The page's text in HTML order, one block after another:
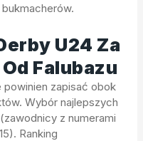
U24 Za
Falubazu
powinien zapisać obok
Wybór najlepszych
z numerami
Ranking